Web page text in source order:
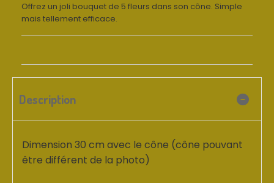
Offrez un joli bouquet de 5 fleurs dans son cône. Simple
mais tellement efficace.
Description
Dimension 30 cm avec le cône (cône pouvant
être différent de la photo)